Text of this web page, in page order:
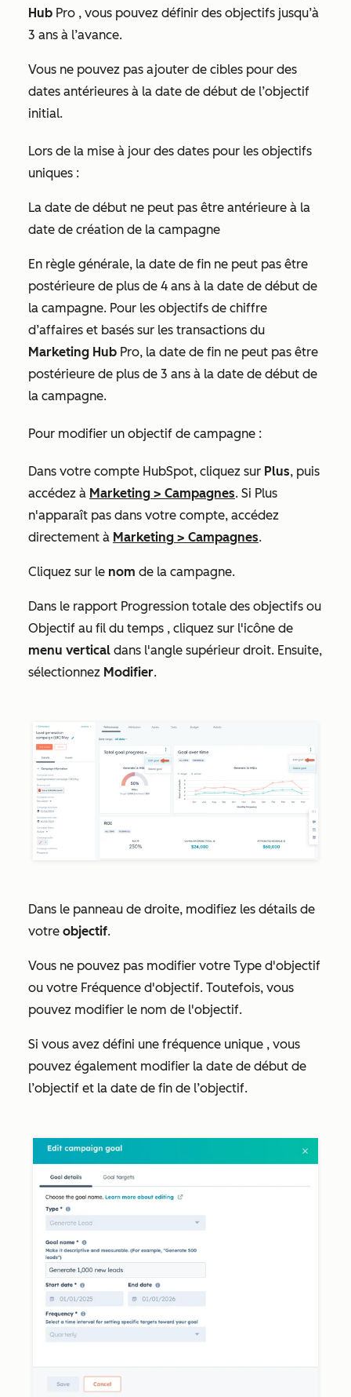
Hub Pro , vous pouvez définir des objectifs jusqu’à
3 ans à l’avance.
Vous ne pouvez pas ajouter de cibles pour des
dates antérieures à la date de début de l’objectif
initial.
Lors de la mise à jour des dates pour les objectifs
uniques :
La date de début ne peut pas être antérieure à la
date de création de la campagne
En règle générale, la date de fin ne peut pas être
postérieure de plus de 4 ans à la date de début de
la campagne. Pour les objectifs de chiffre
d’affaires et basés sur les transactions du
Marketing Hub Pro, la date de fin ne peut pas être
postérieure de plus de 3 ans à la date de début de
la campagne.
Pour modifier un objectif de campagne :
Dans votre compte HubSpot, cliquez sur Plus, puis
accédez à Marketing > Campagnes. Si Plus
n'apparaît pas dans votre compte, accédez
directement à Marketing > Campagnes.
Cliquez sur le nom de la campagne.
Dans le rapport Progression totale des objectifs ou
Objectif au fil du temps , cliquez sur l'icône de
menu vertical dans l'angle supérieur droit. Ensuite,
sélectionnez Modifier.
Dans le panneau de droite, modifiez les détails de
votre objectif.
Vous ne pouvez pas modifier votre Type d'objectif
ou votre Fréquence d'objectif. Toutefois, vous
pouvez modifier le nom de l'objectif.
Si vous avez défini une fréquence unique , vous
pouvez également modifier la date de début de
l’objectif et la date de fin de l’objectif.